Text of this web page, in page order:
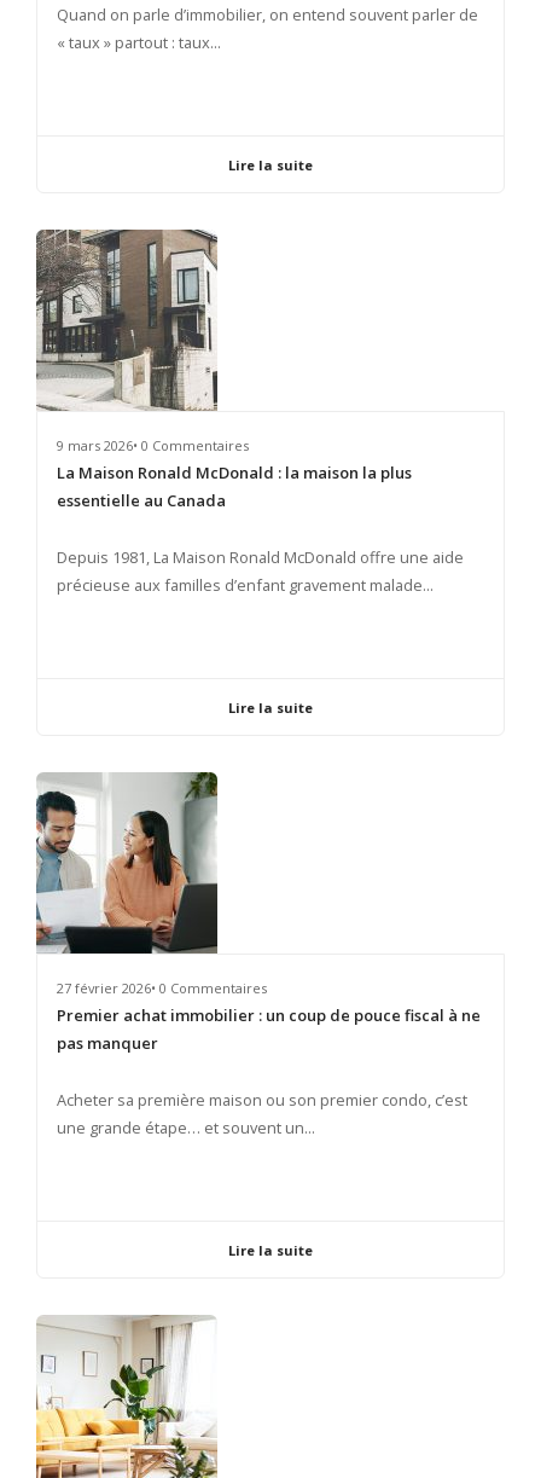
​Quand on parle d’immobilier, on entend souvent parler de
« taux » partout : taux...
Lire la suite
9 mars 2026• 0 Commentaires
La Maison Ronald McDonald : la maison la plus
essentielle au Canada
​Depuis 1981, La Maison Ronald McDonald offre une aide
précieuse aux familles d’enfant gravement malade...
Lire la suite
27 février 2026• 0 Commentaires
Premier achat immobilier : un coup de pouce fiscal à ne
pas manquer
​Acheter sa première maison ou son premier condo, c’est
une grande étape… et souvent un...
Lire la suite